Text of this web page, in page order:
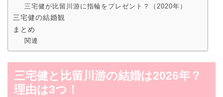
三宅健が比留川游に指輪をプレゼント？（2020年）
三宅健の結婚観
まとめ
関連
三宅健と比留川游の結婚は2026年？
理由は3つ！